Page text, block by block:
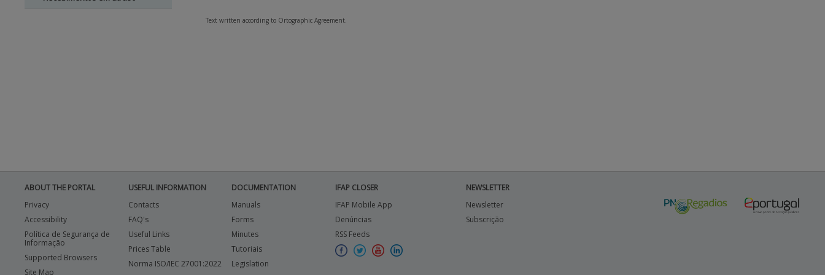
Text written according to Ortographic Agreement.
ABOUT THE PORTAL
Privacy
Accessibility
Política de Segurança de
Informação
Supported Browsers
Site Map
USEFUL INFORMATION
Contacts
FAQ's
Useful Links
Prices Table
Norma ISO/IEC 27001:2022
DOCUMENTATION
Manuals
Forms
Minutes
Tutoriais
Legislation
IFAP CLOSER
IFAP Mobile App
Denúncias
RSS Feeds
NEWSLETTER
Newsletter
Subscrição